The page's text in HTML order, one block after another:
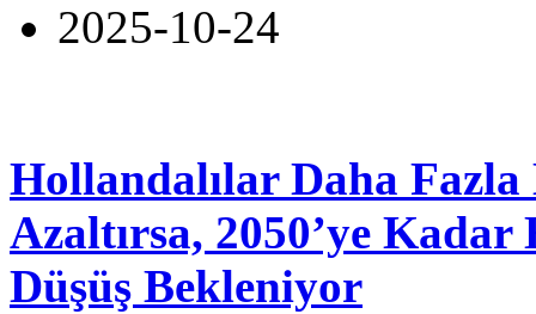
2025-10-24
Hollandalılar Daha
Azaltırsa, 2050’ye
Düşüş Bekleniyor